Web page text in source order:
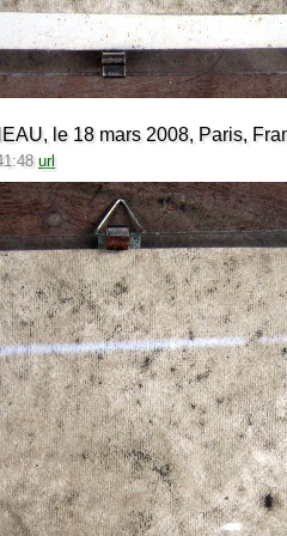
le 18 mars 2008, Paris,
url